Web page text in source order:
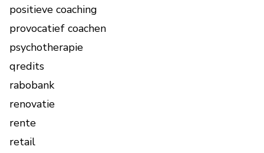
positieve coaching
provocatief coachen
psychotherapie
qredits
rabobank
renovatie
rente
retail